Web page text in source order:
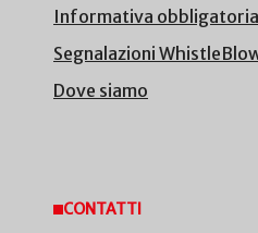
Informativa obbligatoria
Segnalazioni
Dove siamo
CONTATTI